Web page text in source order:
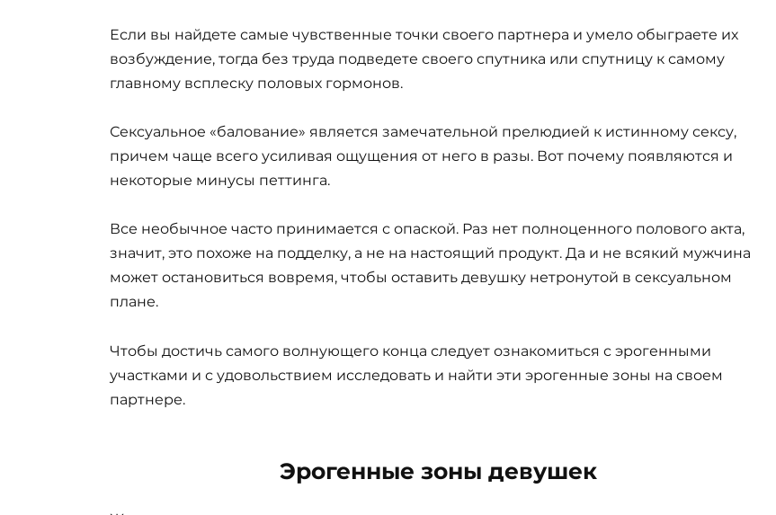
Если вы найдете самые чувственные точки своего партнера и умело обыграете их
возбуждение, тогда без труда подведете своего спутника или спутницу к самому
главному всплеску половых гормонов.
Сексуальное «балование» является замечательной прелюдией к истинному сексу,
причем чаще всего усиливая ощущения от него в разы. Вот почему появляются и
некоторые минусы петтинга.
Все необычное часто принимается с опаской. Раз нет полноценного полового акта,
значит, это похоже на подделку, а не на настоящий продукт. Да и не всякий мужчина
может остановиться вовремя, чтобы оставить девушку нетронутой в сексуальном
плане.
Чтобы достичь самого волнующего конца следует ознакомиться с эрогенными
участками и с удовольствием исследовать и найти эти эрогенные зоны на своем
партнере.
Эрогенные зоны девушек